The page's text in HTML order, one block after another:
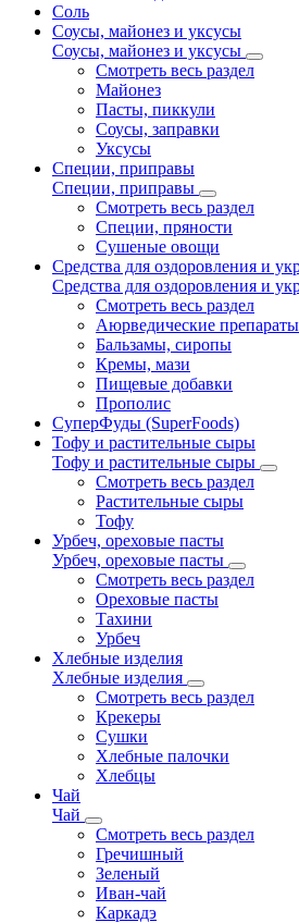
Соль
Соусы, майонез и уксусы
Соусы, майонез и уксусы
Смотреть весь раздел
Майонез
Пасты, пиккули
Соусы, заправки
Уксусы
Специи, приправы
Специи, приправы
Смотреть весь раздел
Специи, пряности
Сушеные овощи
Средства для оздоровления и
Средства для оздоровления и
Смотреть весь раздел
Аюрведические препараты
Бальзамы, сиропы
Кремы, мази
Пищевые добавки
Прополис
СуперФуды (SuperFoods)
Тофу и растительные сыры
Тофу и растительные сыры
Смотреть весь раздел
Растительные сыры
Тофу
Урбеч, ореховые пасты
Урбеч, ореховые пасты
Смотреть весь раздел
Ореховые пасты
Тахини
Урбеч
Хлебные изделия
Хлебные изделия
Смотреть весь раздел
Крекеры
Сушки
Хлебные палочки
Хлебцы
Чай
Чай
Смотреть весь раздел
Гречишный
Зеленый
Иван-чай
Каркадэ